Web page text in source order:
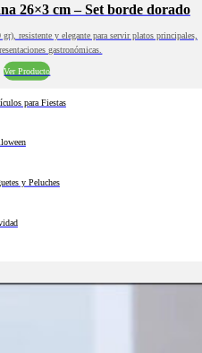
26×3 cm – Set borde dorado
resistente y elegante para servir platos principales,
gastronómicas.
Ver Producto
para Fiestas
y Peluches